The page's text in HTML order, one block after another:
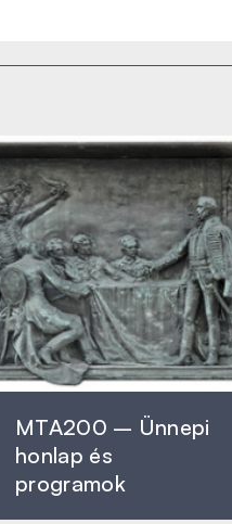
MTA200 – Ünnepi
honlap és
programok